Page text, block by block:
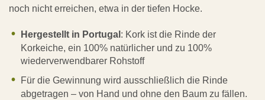
noch nicht erreichen, etwa in der tiefen Hocke.
Hergestellt in Portugal : Kork ist die Rinde der
Korkeiche, ein 100% natürlicher und zu 100%
wiederverwendbarer Rohstoff
Für die Gewinnung wird ausschließlich die Rinde
abgetragen – von Hand und ohne den Baum zu fällen.